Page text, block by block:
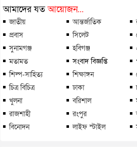
আমাদের যতআয়োজন...
জাতীয় আন্তর্জাতিক
প্রবাস
সিলেট
সুনামগঞ্জ
হবিগঞ্জ
মতামত
সংবাদ বিজ্ঞপ্তি
শিল্প-সাহিত্য
শিক্ষাঙ্গন
চিত্র বিচিত্র
ঢাকা
খুলনা
বরিশাল
রাজশাহী
রংপুর
বিনোদন
লাইফ স্টাইল